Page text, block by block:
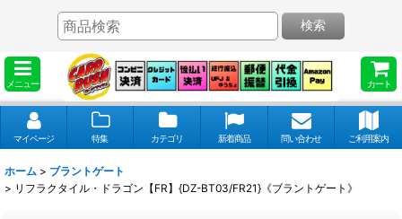
メニュー カート
検索
マイページ 特集 カテゴリ 新着商品 問い合わせ ご利用案内
ホーム > ブラントゲート
> リフラクタイル・ドラゴン【FR】{DZ-BT03/FR21}《ブラントゲート》